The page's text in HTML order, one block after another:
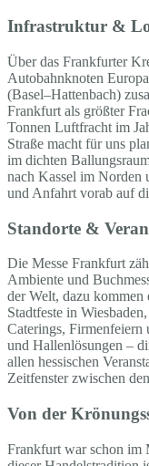
Infrastruktur &
Über das Frankfurter
Autobahnknoten
(Basel–Hattenbach)
Frankfurt als größter
Tonnen Luftfracht im
Straße macht für uns
im dichten
nach Kassel im
und Anfahrt vorab auf
Standorte &
Die Messe Frankfurt
Ambiente und
der Welt, dazu
Stadtfeste in
Caterings, Firmenfeiern
und Hallenlösungen –
allen hessischen
Zeitfenster zwischen
Von der
Frankfurt war schon im